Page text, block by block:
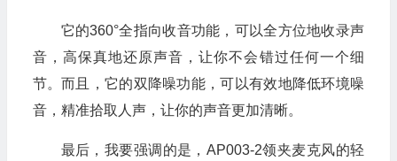
它的360°全指向收音功能，可以全方位地收录声
音，高保真地还原声音，让你不会错过任何一个细
节。而且，它的双降噪功能，可以有效地降低环境噪
音，精准拾取人声，让你的声音更加清晰。
最后，我要强调的是，AP003-2领夹麦克风的轻